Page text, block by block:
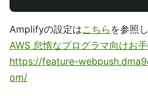
Amplifyの設定はこちら を参照
AWS 怠惰なプログラマ向けお
https://feature-
om/